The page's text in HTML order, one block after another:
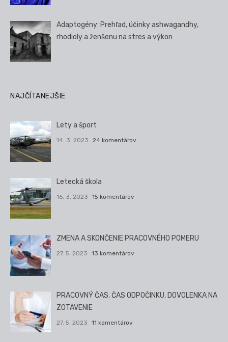
Adaptogény: Prehľad, účinky ashwagandhy,
rhodioly a ženšenu na stres a výkon
NAJČÍTANEJŠIE
Lety a šport
14. 3. 2023 24 komentárov
Letecká škola
16. 3. 2023 15 komentárov
ZMENA A SKONČENIE PRACOVNÉHO POMERU
27. 5. 2023 13 komentárov
PRACOVNÝ ČAS, ČAS ODPOČINKU, DOVOLENKA NA
ZOTAVENIE
27. 5. 2023 11 komentárov